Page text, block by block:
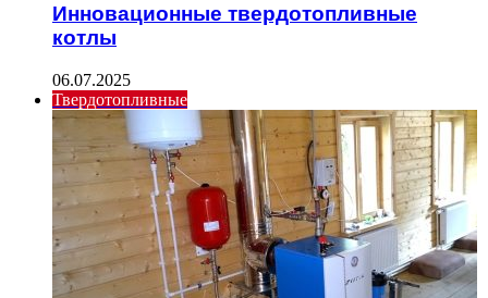
Инновационные твердотопливные
котлы
06.07.2025
Твердотопливные